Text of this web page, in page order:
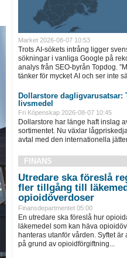
Market 2026-08-07 10:53
Trots AI-sökets intrång ligger
sökningar i vanliga Google på
analys från SEO-byrån Topdog.
tänker för mycket AI och ser inte
Dollarstore dagligvarusatsar:
livsmedel
Fri Köpenskap 2026-08-07 10:45
Dollarstore har länge haft inslag
sortimentet. Nu växlar
avtal med den internationella
FINANS
Utredare ska föreslå
fler tillgång till
opioidöverdoser
Finansdepartmentet 05:00
En utredare ska föreslå hur
läkemedel som kan häva
hanteras utanför vården. Syftet är
på grund av opioidförgiftning...